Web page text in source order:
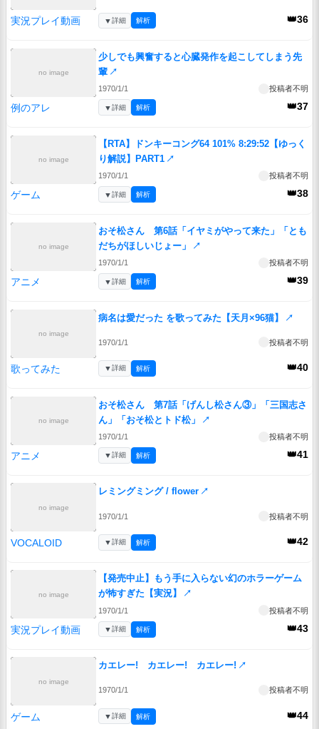
実況プレイ動画 👑36
▼詳細 解析
no image
少しでも興奮すると心臓発作を起こしてしまう先
輩 ↗
1970/1/1 投稿者不明
例のアレ 👑37
▼詳細 解析
no image
【RTA】ドンキーコング64 101% 8:29:52【ゆっく
り解説】PART1 ↗
1970/1/1 投稿者不明
ゲーム 👑38
▼詳細 解析
no image
おそ松さん 第6話「イヤミがやって来た」「とも
だちがほしいじょー」
↗
1970/1/1 投稿者不明
アニメ 👑39
▼詳細 解析
no image
病名は愛だった を歌ってみた【天月×96猫】 ↗
1970/1/1 投稿者不明
歌ってみた 👑40
▼詳細 解析
no image
おそ松さん 第7話「げんし松さん③」「三国志さ
ん」「おそ松とトド松」
↗
1970/1/1 投稿者不明
アニメ 👑41
▼詳細 解析
no image
レミングミング / flower ↗
1970/1/1 投稿者不明
VOCALOID 👑42
▼詳細 解析
no image
【発売中止】もう手に入らない幻のホラーゲーム
が怖すぎた【実況】
↗
1970/1/1 投稿者不明
実況プレイ動画 👑43
▼詳細 解析
no image
カエレー! カエレー! カエレー! ↗
1970/1/1 投稿者不明
ゲーム 👑44
▼詳細 解析